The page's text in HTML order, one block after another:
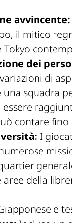
avvincente:
il mitico
Tokyo
dei
di
una squadra
contare fino
I
della
e